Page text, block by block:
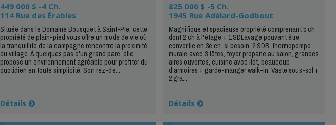
449 000 $ -4 Ch.
114 Rue des Érables
Située dans le Domaine Bousquet à Saint-Pie, cette
propriété de plain-pied vous offre un mode de vie où
la tranquillité de la campagne rencontre la proximité
du village. À quelques pas d'un grand parc, elle
propose un environnement agréable pour profiter du
quotidien en toute simplicité. Son rez-de...
Détails
825 000 $ -5 Ch.
1945 Rue Adélard-Godbout
Magnifique et spacieuse propriété comprenant 5 ch
dont 2 ch à l'étage + 1 SDLavage pouvant être
convertie en 3e ch. si besoin, 2 SDB, thermopompe
murale avec 3 têtes, foyer propane au salon, grandes
aires ouvertes, cuisine avec ilot, beaucoup
d'armoires + garde-manger walk-in. Vaste sous-sol +
2 gra...
Détails